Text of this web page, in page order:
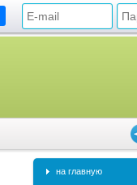
на главную